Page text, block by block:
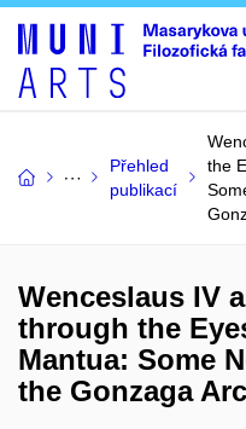
Přehled
publikací
the
Wenceslaus IV
through the
Mantua: Some
the Gonzaga